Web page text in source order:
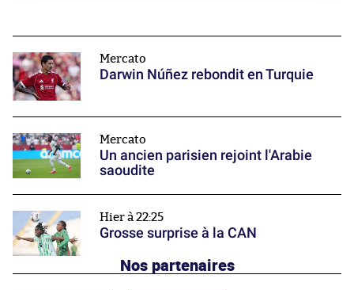
Mercato
Darwin Núñez rebondit en Turquie
Mercato
Un ancien parisien rejoint l'Arabie
saoudite
Hier à 22:25
Grosse surprise à la CAN
Nos partenaires